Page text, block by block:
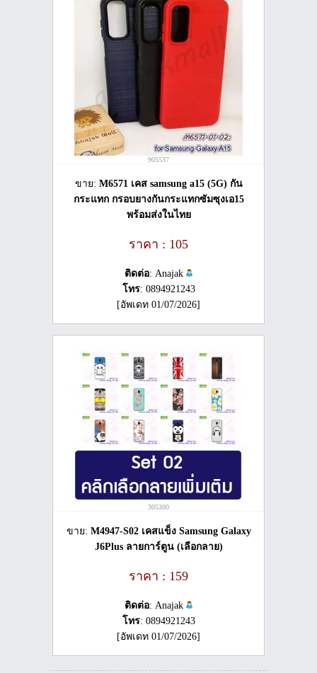
905537
ขาย: M6571 เคส samsung a15 (5G) กัน
กระแทก กรอบยางกันกระแทกซัมซุงเอ15
พร้อมส่งในไทย
ราคา : 105
ติดต่อ: Anajak
โทร: 0894921243
[อัพเดท 01/07/2026]
305300
ขาย: M4947-S02 เคสแข็ง Samsung Galaxy
J6Plus ลายการ์ตูน (เลือกลาย)
ราคา : 159
ติดต่อ: Anajak
โทร: 0894921243
[อัพเดท 01/07/2026]